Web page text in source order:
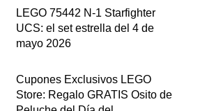
LEGO 75442 N-1 Starfighter
UCS: el set estrella del 4 de
mayo 2026
Cupones Exclusivos LEGO
Store: Regalo GRATIS Osito de